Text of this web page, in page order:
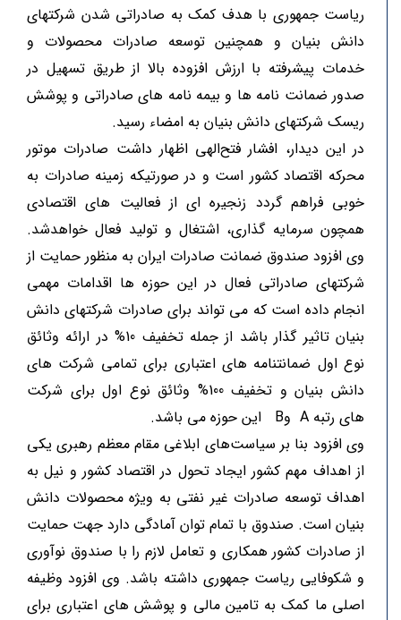
ریاست جمهوری با هدف کمک به صادراتی شدن شرکتهای
دانش بنیان و همچنین توسعه صادرات محصولات و
خدمات پیشرفته با ارزش افزوده بالا از طریق تسهیل در
صدور ضمانت نامه ها و بیمه نامه های صادراتی و پوشش
ریسک شرکتهای دانش بنیان به امضاء رسید.
در این دیدار، افشار فتح‌الهی اظهار داشت صادرات موتور
محرکه اقتصاد کشور است و در صورتیکه زمینه صادرات به
خوبی فراهم گردد زنجیره ای از فعالیت های اقتصادی
همچون سرمایه گذاری، اشتغال و تولید فعال خواهدشد.
وی افزود صندوق ضمانت صادرات ایران به منظور حمایت از
شرکتهای صادراتی فعال در این حوزه ها اقدامات مهمی
انجام داده است که می تواند برای صادرات شرکتهای دانش
بنیان تاثیر گذار باشد از جمله تخفیف 10% در ارائه وثائق
نوع اول ضمانتنامه های اعتباری برای تمامی شرکت های
دانش بنیان و تخفیف 100% وثائق نوع اول برای شرکت
های رتبه A وB این حوزه می باشد.
وی افزود بنا بر سیاست‌های ابلاغی مقام معظم رهبری یکی
از اهداف مهم کشور ایجاد تحول در اقتصاد کشور و نیل به
اهداف توسعه صادرات غیر نفتی به ویژه محصولات دانش
بنیان است. صندوق با تمام توان آمادگی دارد جهت حمایت
از صادرات کشور همکاری و تعامل لازم را با صندوق نوآوری
و شکوفایی ریاست جمهوری داشته باشد. وی افزود وظیفه
اصلی ما کمک به تامین مالی و پوشش های اعتباری برای